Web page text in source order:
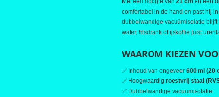
comfortabel in de hand en past hij
dubbelwandige vacuümisolatie
water, frisdrank of ijskoffie juist
WAAROM KIEZEN
✅ Inhoud van ongeveer 600 ml (20
✅ Hoogwaardig roestvrij staal
✅ Dubbelwandige vacuümisolatie